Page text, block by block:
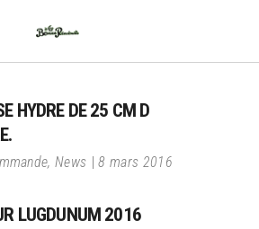
HYDRE DE 25 CM D
,News 8 mars 2016
LUGDUNUM 2016